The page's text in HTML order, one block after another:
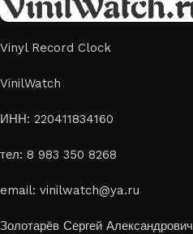
Vinyl Record Clock
VinilWatch
ИНН: 220411834160
тел: 8 983 350 8268
email: vinilwatch@ya.ru
Золотарёв Сергей Александрович